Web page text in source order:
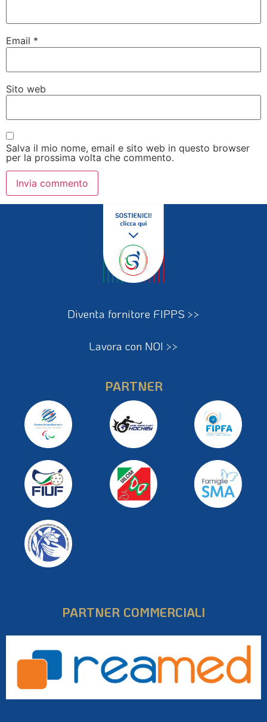
Email *
Sito web
Salva il mio nome, email e sito web in questo browser
per la prossima volta che commento.
Diventa fornitore FIPPS >>
Lavora con NOI >>
PARTNER
PARTNER COMMERCIALI